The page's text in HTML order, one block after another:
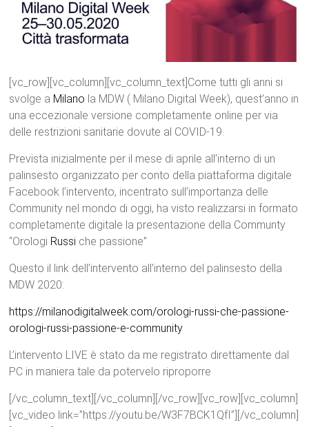
[vc_row][vc_column][vc_column_text]Come tutti gli anni si
svolge a Milano la MDW ( Milano Digital Week), quest’anno in
una eccezionale versione completamente online per via
delle restrizioni sanitarie dovute al COVID-19.
Prevista inizialmente per il mese di aprile all’interno di un
palinsesto organizzato per conto della piattaforma digitale
Facebook l’intervento, incentrato sull’importanza delle
Community nel mondo di oggi, ha visto realizzarsi in formato
completamente digitale la presentazione della Communty
“Orologi Russi che passione”
Questo il link dell’intervento all’interno del palinsesto della
MDW 2020:
https://milanodigitalweek.com/orologi-russi-che-passione-
orologi-russi-passione-e-community
L’intervento LIVE è stato da me registrato direttamente dal
PC in maniera tale da potervelo riproporre
[/vc_column_text][/vc_column][/vc_row][vc_row][vc_column]
[vc_video link=”https://youtu.be/W3F7BCK1QfI”][/vc_column]